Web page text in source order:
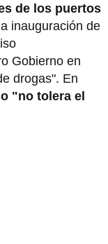
de los puertos
inauguración de
Gobierno en
drogas". En
"no tolera el